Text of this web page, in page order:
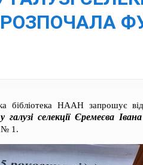
бібліотека НААН запрошує
селекції Єремеєва
№ 1.